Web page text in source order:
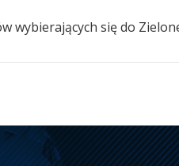
wybierających się do